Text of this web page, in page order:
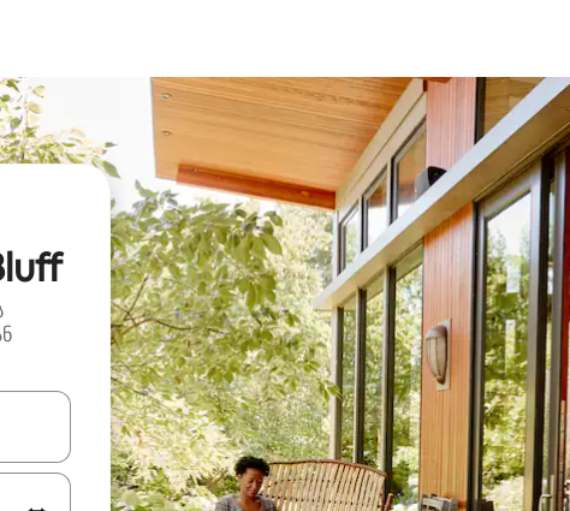
გამოიყენეთ კლავიშები ზემოთ/ქვემოთ მიმართული